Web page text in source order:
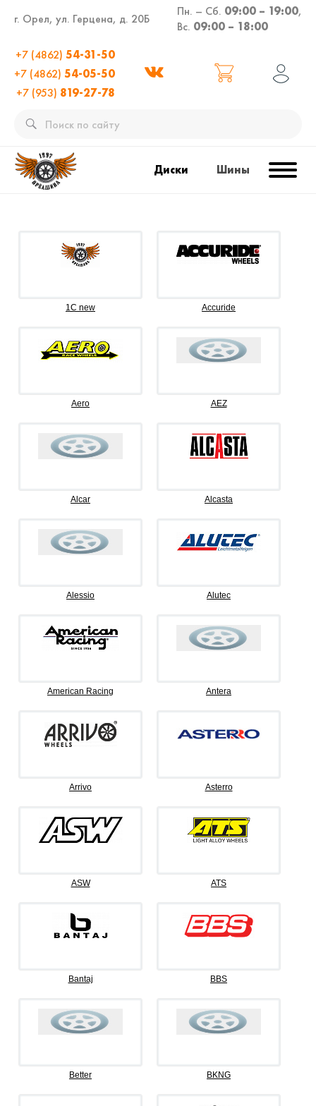
г. Орел, ул. Герцена, д. 20Б
Пн. – Сб. 09:00 – 19:00,
Вс. 09:00 – 18:00
+7 (4862) 54-31-50
+7 (4862) 54-05-50
+7 (953) 819-27-78
Диски Шины
1C new Accuride
Aero AEZ
Alcar Alcasta
Alessio Alutec
American Racing Antera
Arrivo Asterro
ASW ATS
Bantaj BBS
Better BKNG